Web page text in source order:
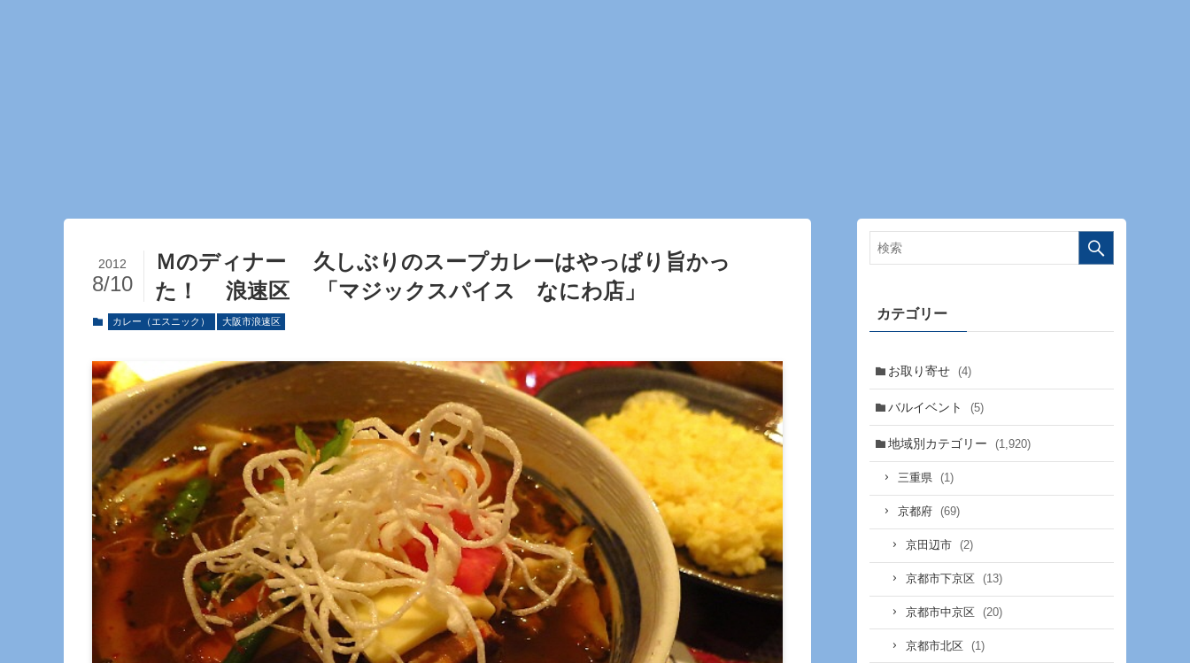
Ｍのディナー 久しぶりのスープカレーはやっぱり旨かっ
た！ 浪速区 「マジックスパイス なにわ店」
2012
8/10
カレー（エスニック） 大阪市浪速区 カテゴリー
お取り寄せ (4)
バルイベント (5)
地域別カテゴリー (1,920)
三重県 (1)
京都府 (69)
京田辺市 (2)
京都市下京区 (13)
京都市中京区 (20)
京都市北区 (1)